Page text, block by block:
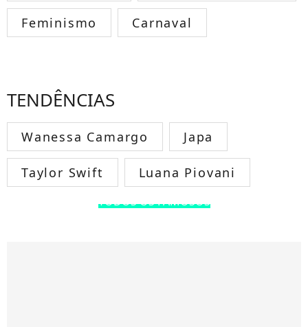
Feminismo Carnaval
TENDÊNCIAS
Wanessa Camargo Japa
Taylor Swift Luana Piovani
TODOS OS FAMOSOS